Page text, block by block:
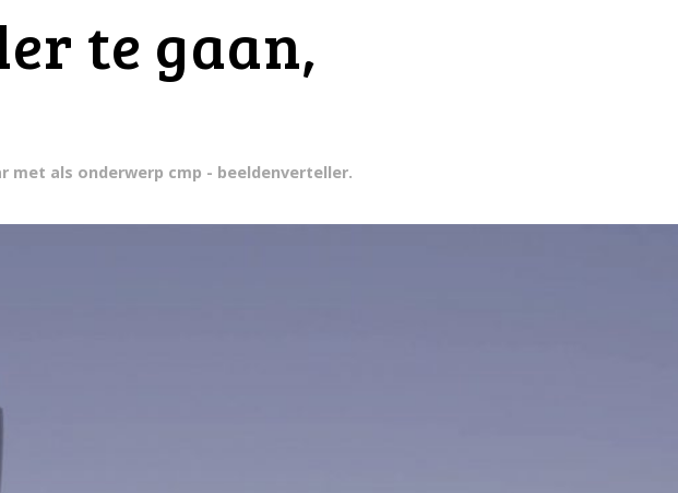
te gaan,
als onderwerp cmp - beeldenverteller.